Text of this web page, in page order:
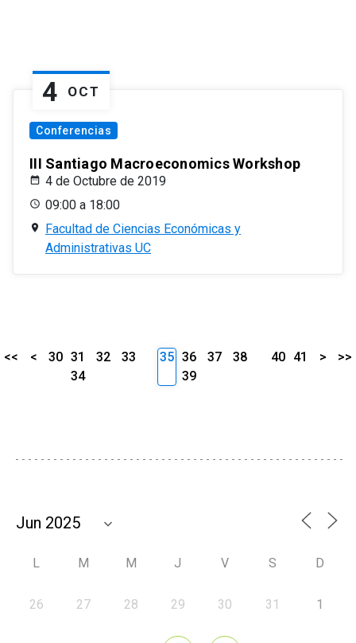
4 OCT
Conferencias
III Santiago Macroeconomics Workshop
4 de Octubre de 2019
09:00 a 18:00
Facultad de Ciencias Económicas y
Administrativas UC
<< < 30 31 32
33
34
35 36 37
38
39
40 41 > >>
L M M J V S D
26 27 28 29 30 31 1